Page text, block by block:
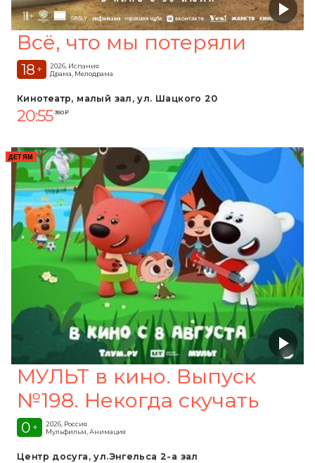
Всё, что мы потеряли
18 +
2026, Испания
Драма, Мелодрама
Кинотеатр, малый зал, ул. Шацкого 20
20:55 350 ₽
ДЕТЯМ
МУЛЬТ в кино. Выпуск
№198. Некогда скучать
0 +
2026, Россия
Мульфильм, Анимация
Центр досуга, ул.Энгельса 2-а зал